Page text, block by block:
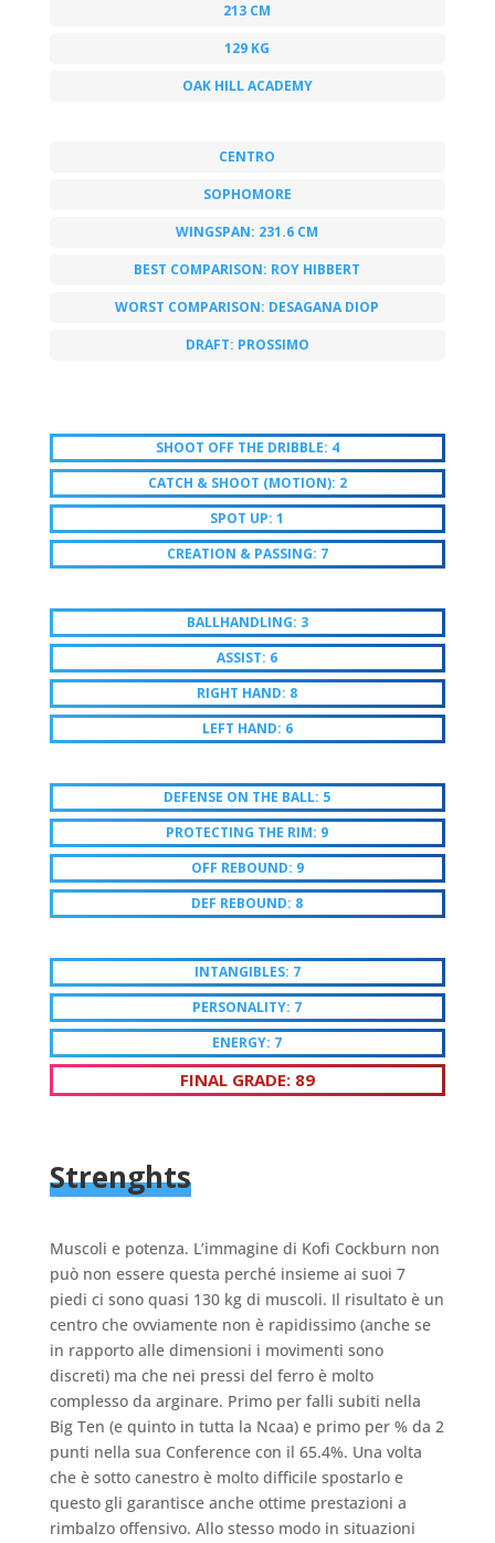
213 CM
129 KG
OAK HILL ACADEMY
CENTRO
SOPHOMORE
WINGSPAN: 231.6 CM
BEST COMPARISON: ROY HIBBERT
WORST COMPARISON: DESAGANA DIOP
DRAFT: PROSSIMO
SHOOT OFF THE DRIBBLE: 4
CATCH & SHOOT (MOTION): 2
SPOT UP: 1
CREATION & PASSING: 7
BALLHANDLING: 3
ASSIST: 6
RIGHT HAND: 8
LEFT HAND: 6
DEFENSE ON THE BALL: 5
PROTECTING THE RIM: 9
OFF REBOUND: 9
DEF REBOUND: 8
INTANGIBLES: 7
PERSONALITY: 7
ENERGY: 7
FINAL GRADE: 89
Strenghts
Muscoli e potenza. L’immagine di Kofi Cockburn non
può non essere questa perché insieme ai suoi 7
piedi ci sono quasi 130 kg di muscoli. Il risultato è un
centro che ovviamente non è rapidissimo (anche se
in rapporto alle dimensioni i movimenti sono
discreti) ma che nei pressi del ferro è molto
complesso da arginare. Primo per falli subiti nella
Big Ten (e quinto in tutta la Ncaa) e primo per % da 2
punti nella sua Conference con il 65.4%. Una volta
che è sotto canestro è molto difficile spostarlo e
questo gli garantisce anche ottime prestazioni a
rimbalzo offensivo. Allo stesso modo in situazioni